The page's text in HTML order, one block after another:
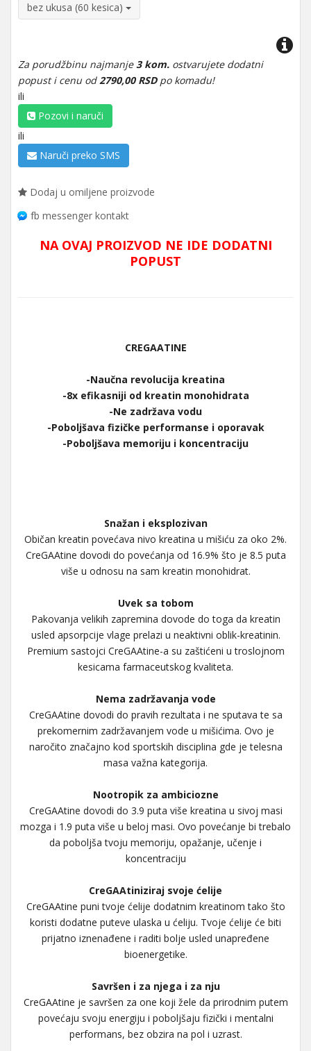
bez ukusa (60 kesica)
Za porudžbinu najmanje3 kom. ostvarujete dodatni
popust i cenu od2790,00 RSDpo komadu!
ili
Pozovi i naruči
ili
Naruči preko SMS
Dodaj u omiljene proizvode
fb messenger kontakt
NA OVAJ PROIZVOD NE IDE DODATNI
POPUST
CREGAATINE
-Naučna revolucija kreatina
-8x efikasniji od kreatin monohidrata
-Ne zadržava vodu
-Poboljšava fizičke performanse i oporavak
-Poboljšava memoriju i koncentraciju
Snažan i eksplozivan
Običan kreatin povećava nivo kreatina u mišiću za oko 2%.
CreGAAtine dovodi do povećanja od 16.9% što je 8.5 puta
više u odnosu na sam kreatin monohidrat.
Uvek sa tobom
Pakovanja velikih zapremina dovode do toga da kreatin
usled apsorpcije vlage prelazi u neaktivni oblik-kreatinin.
Premium sastojci CreGAAtine-a su zaštićeni u troslojnom
kesicama farmaceutskog kvaliteta.
Nema zadržavanja vode
CreGAAtine dovodi do pravih rezultata i ne sputava te sa
prekomernim zadržavanjem vode u mišićima. Ovo je
naročito značajno kod sportskih disciplina gde je telesna
masa važna kategorija.
Nootropik za ambiciozne
CreGAAtine dovodi do 3.9 puta više kreatina u sivoj masi
mozga i 1.9 puta više u beloj masi. Ovo povećanje bi trebalo
da poboljša tvoju memoriju, opažanje, učenje i
koncentraciju
CreGAAtiniziraj svoje ćelije
CreGAAtine puni tvoje ćelije dodatnim kreatinom tako što
koristi dodatne puteve ulaska u ćeliju. Tvoje ćelije će biti
prijatno iznenađene i raditi bolje usled unapređene
bioenergetike.
Savršen i za njega i za nju
CreGAAtine je savršen za one koji žele da prirodnim putem
povećaju svoju energiju i poboljšaju fizički i mentalni
performans, bez obzira na pol i uzrast.